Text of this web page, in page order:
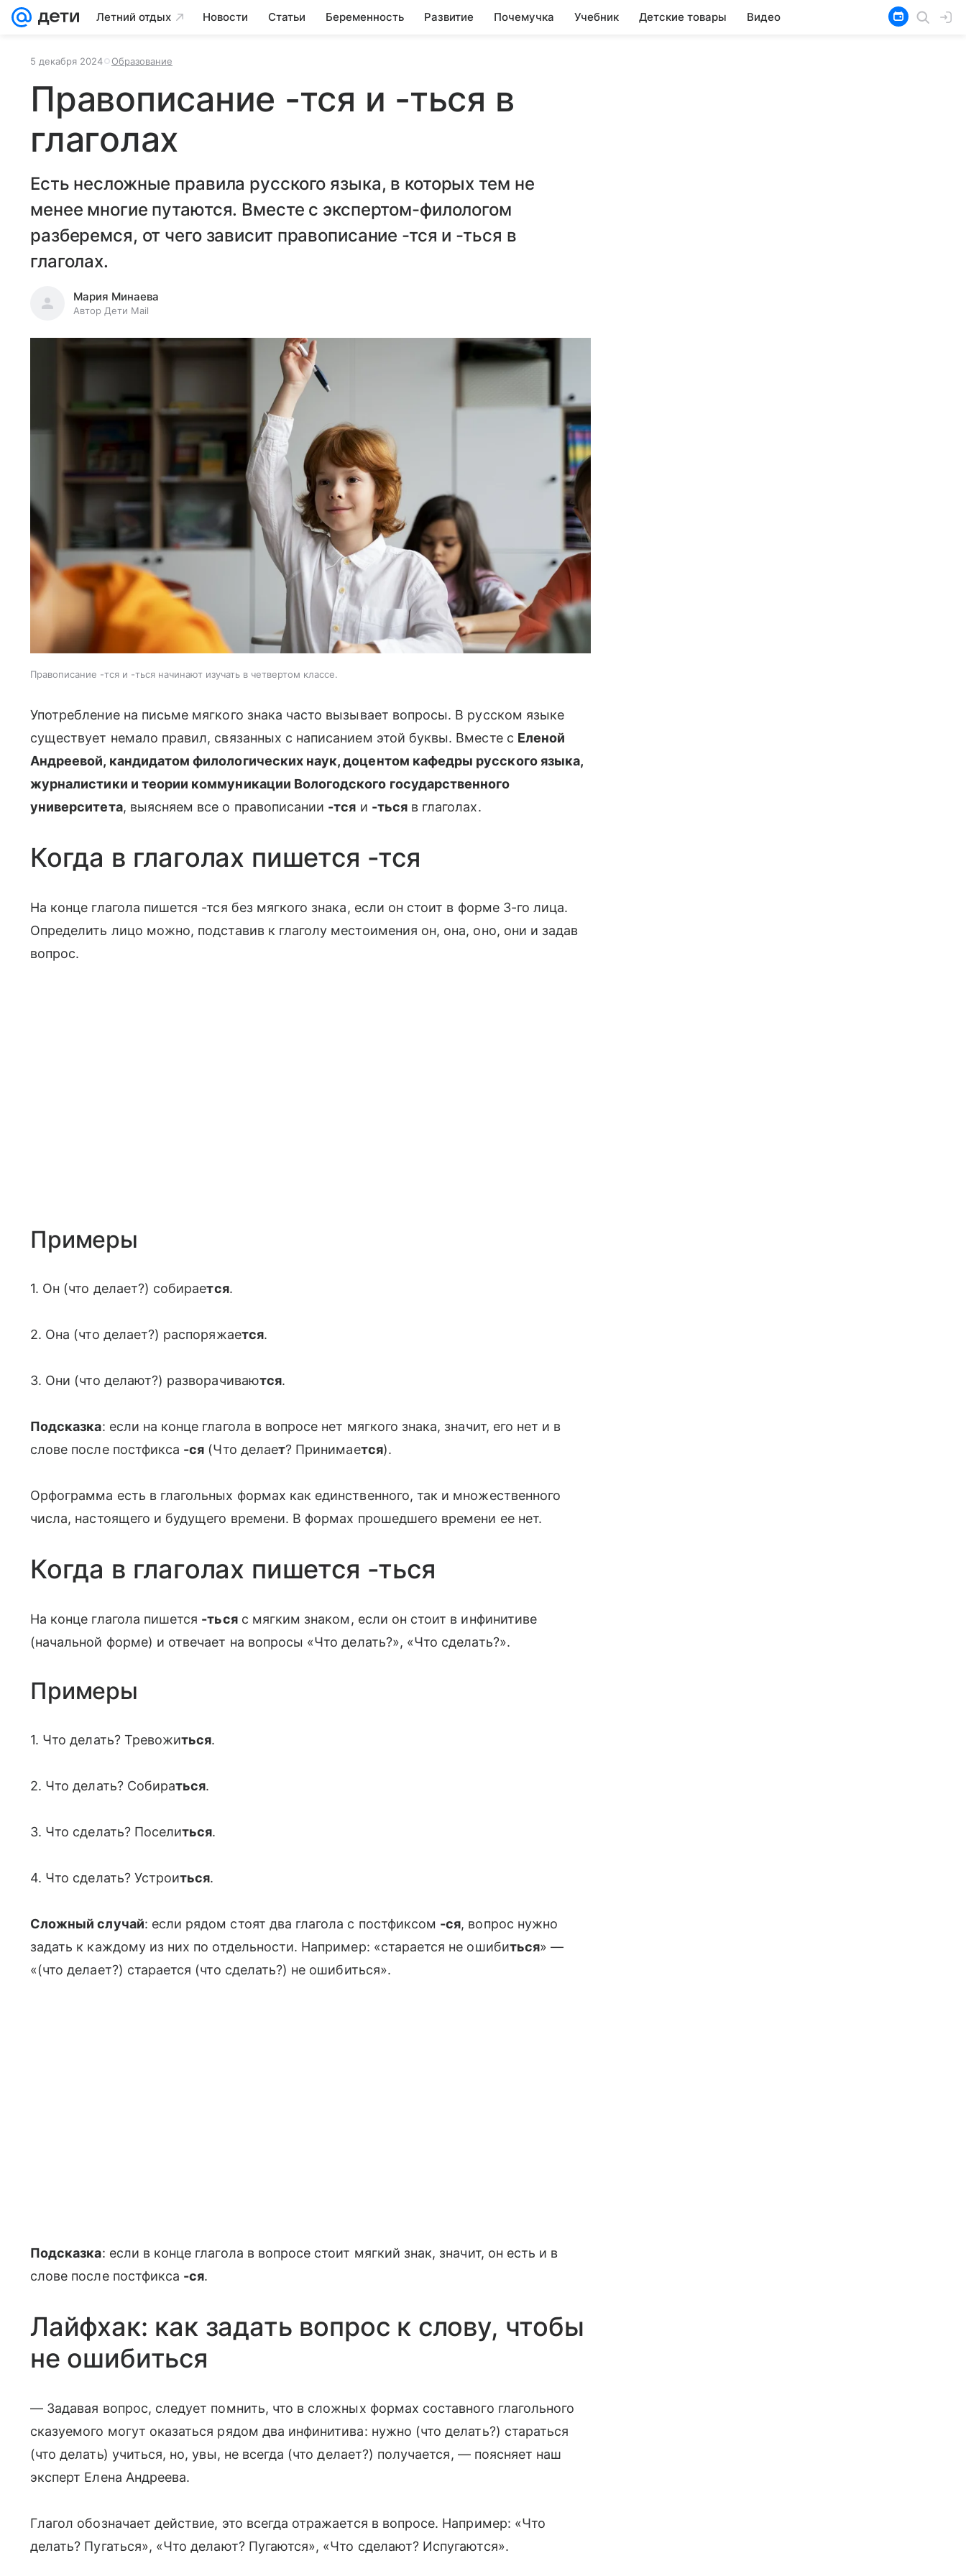
Летний отдых Новости Статьи Беременность Развитие Почемучка Учебник Детские товары Видео
5 декабря 2024 Образование
Правописание -тся и -ться в
глаголах
Есть несложные правила русского языка, в которых тем не
менее многие путаются. Вместе с экспертом-филологом
разберемся, от чего зависит правописание -тся и -ться в
глаголах.
Мария Минаева
Автор Дети Mail
Правописание -тся и -ться начинают изучать в четвертом классе.
Употребление на письме мягкого знака часто вызывает вопросы. В русском языке
существует немало правил, связанных с написанием этой буквы. Вместе с Еленой
Андреевой, кандидатом филологических наук, доцентом кафедры русского языка,
журналистики и теории коммуникации Вологодского государственного
университета, выясняем все о правописании -тся и -тьсяв глаголах.
Когда в глаголах пишется -тся
На конце глагола пишется -тся без мягкого знака, если он стоит в форме 3-го лица.
Определить лицо можно, подставив к глаголу местоимения он, она, оно, они и задав
вопрос.
Примеры
1. Он (что делает?) собирается.
2. Она (что делает?) распоряжается.
3. Они (что делают?) разворачиваются.
Подсказка: если на конце глагола в вопросе нет мягкого знака, значит, его нет и в
слове после постфикса -ся (Что делает? Принимается).
Орфограмма есть в глагольных формах как единственного, так и множественного
числа, настоящего и будущего времени. В формах прошедшего времени ее нет.
Когда в глаголах пишется -ться
На конце глагола пишется -тьсяс мягким знаком, если он стоит в инфинитиве
(начальной форме) и отвечает на вопросы «Что делать?», «Что сделать?».
Примеры
1. Что делать? Тревожиться.
2. Что делать? Собираться.
3. Что сделать? Поселиться.
4. Что сделать? Устроиться.
Сложный случай: если рядом стоят два глагола с постфиксом -ся, вопрос нужно
задать к каждому из них по отдельности. Например: «старается не ошибиться» —
«(что делает?) старается (что сделать?) не ошибиться».
Подсказка: если в конце глагола в вопросе стоит мягкий знак, значит, он есть и в
слове после постфикса -ся.
Лайфхак: как задать вопрос к слову, чтобы
не ошибиться
— Задавая вопрос, следует помнить, что в сложных формах составного глагольного
сказуемого могут оказаться рядом два инфинитива: нужно (что делать?) стараться
(что делать) учиться, но, увы, не всегда (что делает?) получается, — поясняет наш
эксперт Елена Андреева.
Глагол обозначает действие, это всегда отражается в вопросе. Например: «Что
делать? Пугаться», «Что делают? Пугаются», «Что сделают? Испугаются».